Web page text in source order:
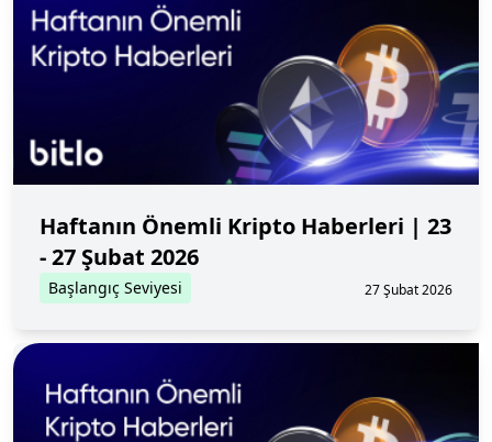
Haftanın Önemli Kripto Haberleri | 23
- 27 Şubat 2026
Başlangıç Seviyesi 27 Şubat 2026